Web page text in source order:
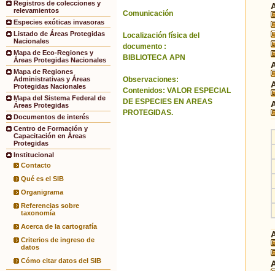
Registros de colecciones y
relevamientos
Especies exóticas invasoras
Listado de Áreas Protegidas
Nacionales
Mapa de Eco-Regiones y
Áreas Protegidas Nacionales
Mapa de Regiones
Administrativas y Áreas
Protegidas Nacionales
Mapa del Sistema Federal de
Áreas Protegidas
Documentos de interés
Centro de Formación y
Capacitación en Áreas
Protegidas
Institucional
Contacto
Qué es el SIB
Organigrama
Referencias sobre
taxonomía
Acerca de la cartografía
Criterios de ingreso de
datos
Cómo citar datos del SIB
Comunicación
Localización física del
documento :
BIBLIOTECA APN
Observaciones:
Contenidos: VALOR ESPECIAL
DE ESPECIES EN AREAS
PROTEGIDAS.